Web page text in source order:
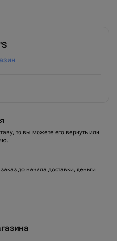
Марс, Сникерс и
привычные подарки, делая
подарочного набора.
то вы можете его вернуть или
до начала доставки, деньги